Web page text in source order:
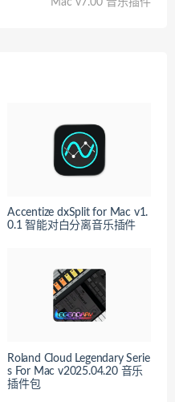
Mac v7.00 音乐插件
Accentize dxSplit for Mac v1.
0.1 智能对白分离音乐插件
Roland Cloud Legendary Serie
s For Mac v2025.04.20 音乐
插件包